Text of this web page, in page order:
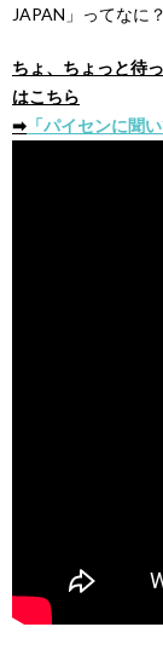
JAPAN 」ってなに
ちょ、ちょっと待
はこちら
➡︎ 「パイセンに聞